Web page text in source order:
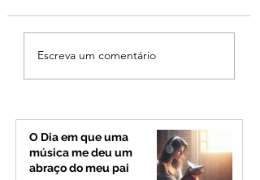
Cleitinho volta atrás,
cita mensagem divina,
mas partido nega
de Minas
Escreva um comentário
O Dia em que uma
música me deu um
abraço do meu pai